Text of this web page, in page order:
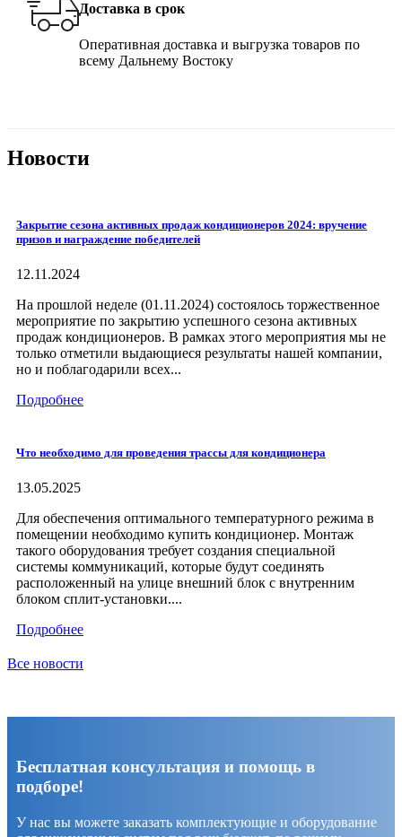
Доставка в срок
Оперативная доставка и выгрузка товаров по
всему Дальнему Востоку
Новости
Закрытие сезона активных продаж кондиционеров 2024: вручение
призов и награждение победителей
12.11.2024
На прошлой неделе (01.11.2024) состоялось торжественное
мероприятие по закрытию успешного сезона активных
продаж кондиционеров. В рамках этого мероприятия мы не
только отметили выдающиеся результаты нашей компании,
но и поблагодарили всех...
Подробнее
Что необходимо для проведения трассы для кондиционера
13.05.2025
Для обеспечения оптимального температурного режима в
помещении необходимо купить кондиционер. Монтаж
такого оборудования требует создания специальной
системы коммуникаций, которые будут соединять
расположенный на улице внешний блок с внутренним
блоком сплит-установки....
Подробнее
Все новости
Бесплатная консультация и помощь в
подборе!
У нас вы можете заказать комплектующие и оборудование